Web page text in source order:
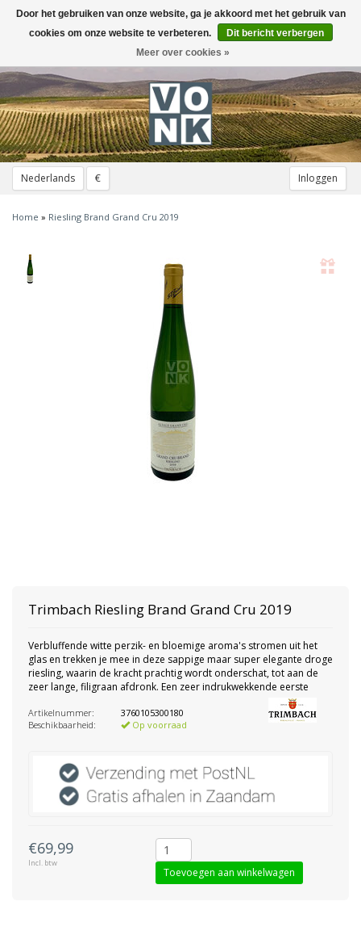
Nederlands € Inloggen
Toggle
navigation
Home » Riesling Brand Grand Cru 2019
Trimbach Riesling Brand Grand Cru 2019
Verbluffende witte perzik- en bloemige aroma's stromen uit het
glas en trekken je mee in deze sappige maar super elegante droge
riesling, waarin de kracht prachtig wordt onderschat, tot aan de
zeer lange, filigraan afdronk. Een zeer indrukwekkende eerste
Artikelnummer:
3760105300180
Beschikbaarheid:
Op voorraad
€69,99
Incl. btw
Toevoegen aan winkelwagen
Door het gebruiken van onze website, ga je akkoord met het gebruik van
cookies om onze website te verbeteren.
Dit bericht verbergen
Meer over cookies »